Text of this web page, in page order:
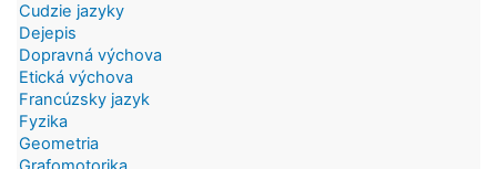
Cudzie jazyky
Dejepis
Dopravná výchova
Etická výchova
Francúzsky jazyk
Fyzika
Geometria